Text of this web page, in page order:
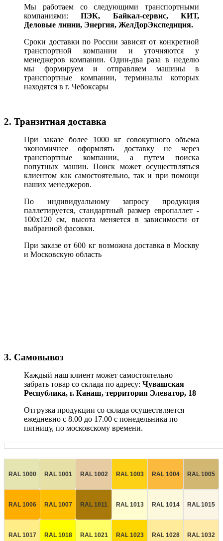
Мы работаем со следующими транспортными
компаниями:ПЭК, Байкал-сервис, КИТ,
Деловые линии, Энергия, ЖелДорЭкспедиция.
Сроки доставки по России зависят от конкретной
транспортной компании и уточняются у
менеджеров компании. Один-два раза в неделю
мы формируем и отправляем машины в
транспортные компании, терминалы которых
находятся в г. Чебоксары
2. Транзитная доставка
При заказе более 1000 кг совокупного объема
экономичнее оформлять доставку не через
транспортные компании, а путем поиска
попутных машин. Поиск может осуществляться
клиентом как самостоятельно, так и при помощи
наших менеджеров.
По индивидуальному запросу продукция
паллетируется, стандартный размер европаллет -
100х120 см, высота меняется в зависимости от
выбранной фасовки.
При заказе от 600 кг возможна доставка в Москву
и Московскую область
3. Самовывоз
Каждый наш клиент может самостоятельно
забрать товар со склада по адресу: Чувашская
Республика, г. Канаш, территория Элеватор, 18
Отгрузка продукции со склада осуществляется
ежедневно с 8.00 до 17.00 с понедельника по
пятницу, по московскому времени.
RAL 1000 RAL 1001 RAL 1002 RAL 1003 RAL 1004 RAL 1005
RAL 1006 RAL 1007 RAL 1011 RAL 1013 RAL 1014 RAL 1015
RAL 1017 RAL 1018 RAL 1021 RAL 1023 RAL 1028 RAL 1032